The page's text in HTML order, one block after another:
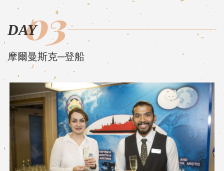
DAY03
摩爾曼斯克─登船